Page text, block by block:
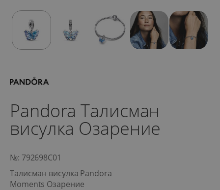
Pandora Талисман
висулка Озарение
№: 792698C01
Талисман висулка Pandora
Moments Озарение